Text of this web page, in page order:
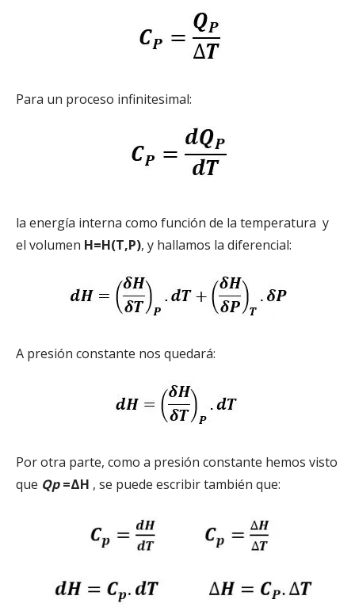
Para un proceso infinitesimal:
la energía interna como función de la temperatura y
el volumen H=H(T,P), y hallamos la diferencial:
A presión constante nos quedará:
Por otra parte, como a presión constante hemos visto
que Qp=ΔH , se puede escribir también que: